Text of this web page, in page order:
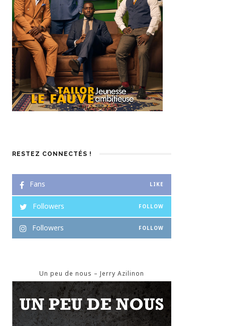
RESTEZ CONNECTÉS !
Fans LIKE
Followers FOLLOW
Followers FOLLOW
Un peu de nous – Jerry Azilinon